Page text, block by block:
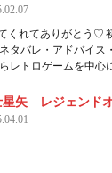
くれてありがとう♡
タバレ・アドバイス
レトロゲームを中心
星矢 レジェンド